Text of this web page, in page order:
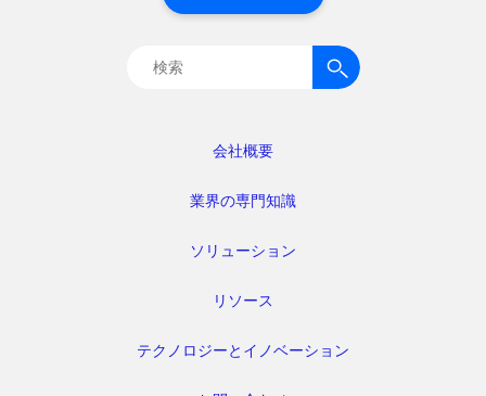
会社概要
業界の専門知識
ソリューション
リソース
テクノロジーとイノベーション
検